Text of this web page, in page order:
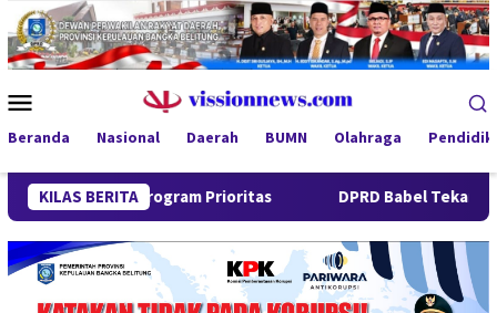
Loncat
ke
konten
Mobile
Beranda Nasional Daerah BUMN Olahraga
KILAS BERITA
Program Prioritas DPRD Babel Tekankan Respons